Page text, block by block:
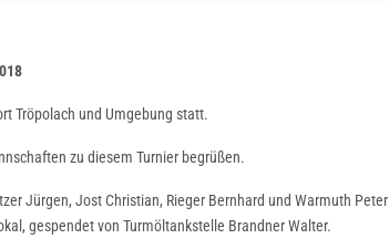
Tröpolach und Umgebung statt.
zu diesem Turnier begrüßen.
Jürgen, Jost Christian, Rieger Bernhard und Warmuth Peter
gespendet von Turmöltankstelle Brandner Walter.